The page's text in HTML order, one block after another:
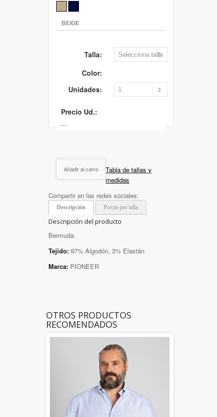
Talla:
Color:
Unidades:
Precio Ud.:
Añadir al carro
Tabla de tallas y
medidas
Compartir en las redes sociales:
Descripción Precio por talla
Descripción del producto
Bermuda.
Tejido: 97% Algodón, 3% Elastán
Marca: PIONEER
OTROS PRODUCTOS
RECOMENDADOS